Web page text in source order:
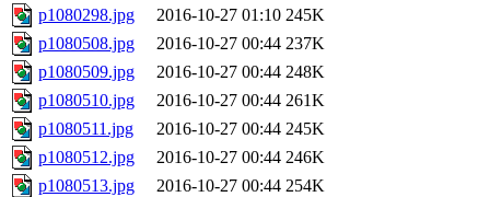
p1080298.jpg
2016-10-27 01:10 245K
p1080508.jpg
2016-10-27 00:44 237K
p1080509.jpg
2016-10-27 00:44 248K
p1080510.jpg
2016-10-27 00:44 261K
p1080511.jpg
2016-10-27 00:44 245K
p1080512.jpg
2016-10-27 00:44 246K
p1080513.jpg
2016-10-27 00:44 254K